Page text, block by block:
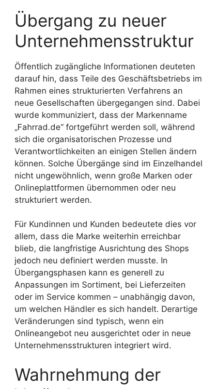
Übergang zu neuer
Unternehmensstruktur
Öffentlich zugängliche Informationen deuteten
darauf hin, dass Teile des Geschäftsbetriebs im
Rahmen eines strukturierten Verfahrens an
neue Gesellschaften übergegangen sind. Dabei
wurde kommuniziert, dass der Markenname
„Fahrrad.de“ fortgeführt werden soll, während
sich die organisatorischen Prozesse und
Verantwortlichkeiten an einigen Stellen ändern
können. Solche Übergänge sind im Einzelhandel
nicht ungewöhnlich, wenn große Marken oder
Onlineplattformen übernommen oder neu
strukturiert werden.
Für Kundinnen und Kunden bedeutete dies vor
allem, dass die Marke weiterhin erreichbar
blieb, die langfristige Ausrichtung des Shops
jedoch neu definiert werden musste. In
Übergangsphasen kann es generell zu
Anpassungen im Sortiment, bei Lieferzeiten
oder im Service kommen – unabhängig davon,
um welchen Händler es sich handelt. Derartige
Veränderungen sind typisch, wenn ein
Onlineangebot neu ausgerichtet oder in neue
Unternehmensstrukturen integriert wird.
Wahrnehmung der